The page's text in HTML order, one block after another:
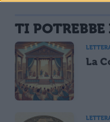
TI POTREBBE
La